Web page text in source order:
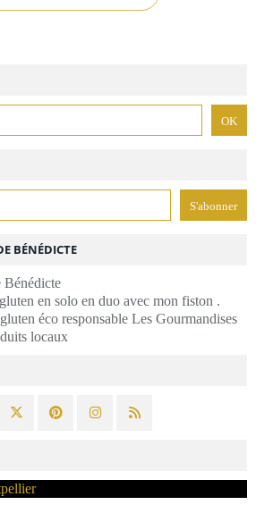
BÉNÉDICTE
en solo en duo avec mon fiston .
éco responsable Les Gourmandises
locaux